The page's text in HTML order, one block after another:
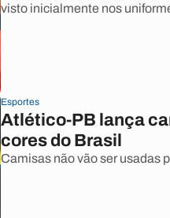
visto inicialmente nos
Esportes
Atlético-PB lança
cores do Brasil
Camisas não vão ser usadas